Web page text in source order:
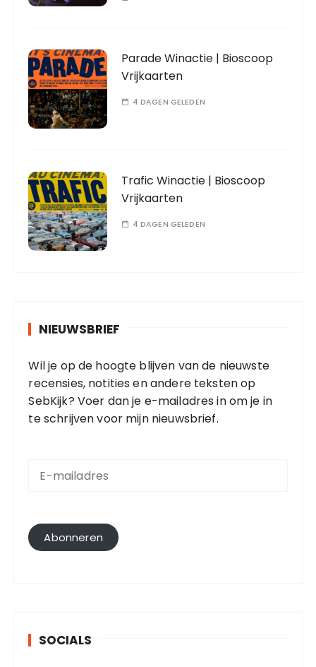
Parade Winactie | Bioscoop
Vrijkaarten
4 DAGEN GELEDEN
Trafic Winactie | Bioscoop
Vrijkaarten
4 DAGEN GELEDEN
NIEUWSBRIEF
Wil je op de hoogte blijven van de nieuwste
recensies, notities en andere teksten op
SebKijk? Voer dan je e-mailadres in om je in
te schrijven voor mijn nieuwsbrief.
l
a
Abonneren
SOCIALS